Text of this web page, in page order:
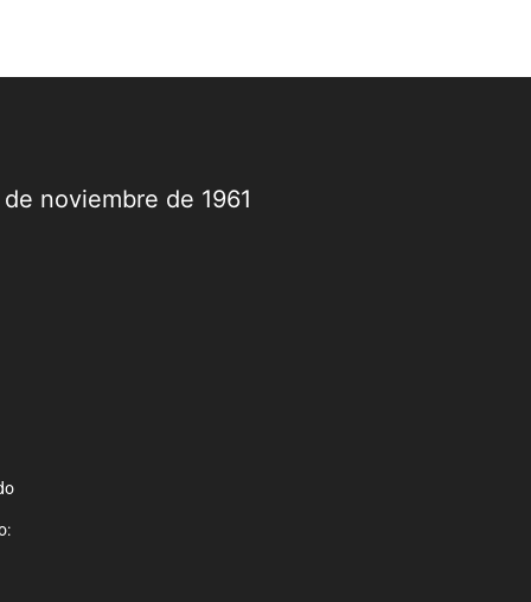
noviembre de 1961